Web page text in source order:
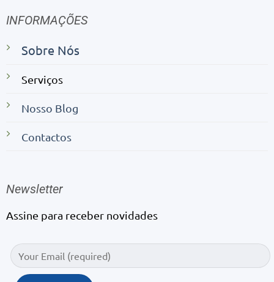
INFORMAÇÕES
Sobre Nós
Serviços
Nosso Blog
Contactos
Newsletter
Assine para receber novidades